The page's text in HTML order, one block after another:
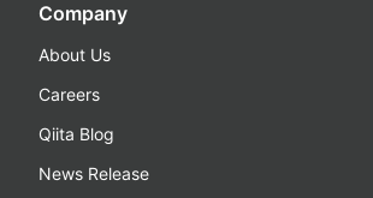
Company
About Us
Careers
Qiita Blog
News Release